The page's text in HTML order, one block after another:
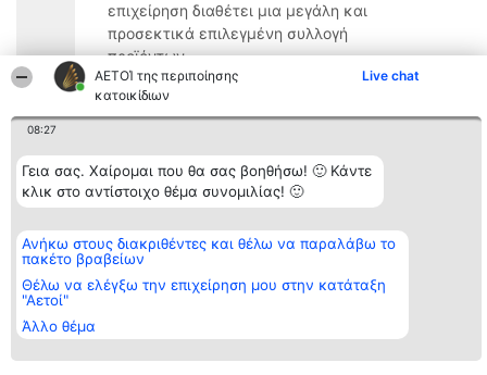
ΑΕΤΟΊ της περιποίησης
κατοικίδιων
Live chat
08:27
Γεια σας. Χαίρομαι που θα σας βοηθήσω! 🙂 Κάντε
κλικ στο αντίστοιχο θέμα συνομιλίας! 🙂
Ανήκω στους διακριθέντες και θέλω να παραλάβω το
πακέτο βραβείων
Θέλω να ελέγξω την επιχείρηση μου στην κατάταξη
"Αετοί"
Άλλο θέμα
επιχείρηση διαθέτει μια μεγάλη και
προσεκτικά επιλεγμένη συλλογή
προϊόντων, ...
9.8
Διοργανωτής της
κατάταξης
BEAUTIFUL COMPANY
ΤΗΛ. ΕΠΙΚΟΙΝΩΝΙΑΣ:
2104128019
email:
aetoi@beautifulcompany.co
Κατάταξη
Διακριθέντες
Λίστα όλων
διακριθέντων
Μεθοδολογία
προϋποθέσεις
Επικοινωνία